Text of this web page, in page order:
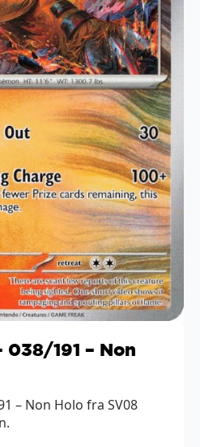
038/191 – Non
– Non Holo fra SV08